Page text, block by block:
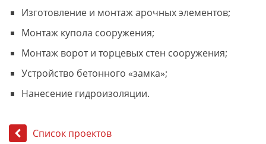
Изготовление и монтаж арочных элементов;
Монтаж купола сооружения;
Монтаж ворот и торцевых стен сооружения;
Устройство бетонного «замка»;
Нанесение гидроизоляции.
Список проектов